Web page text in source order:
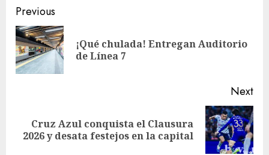
Post
navigation
Previous
¡Qué chulada! Entregan Auditorio
de Línea 7
Next
Next
post:
Cruz Azul conquista el Clausura
2026 y desata festejos en la capital